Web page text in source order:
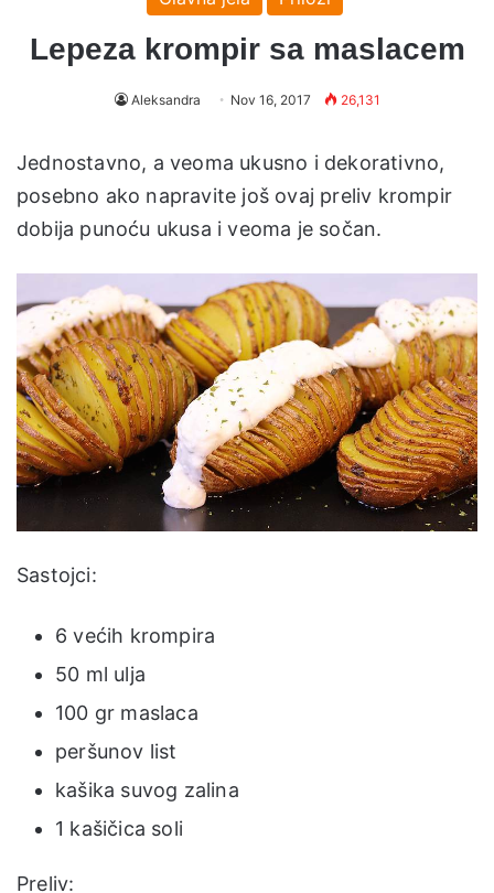
Lepeza krompir sa maslacem
Aleksandra Nov 16, 2017 26,131
Jednostavno, a veoma ukusno i dekorativno,
posebno ako napravite još ovaj preliv krompir
dobija punoću ukusa i veoma je sočan.
Sastojci:
6 većih krompira
50 ml ulja
100 gr maslaca
peršunov list
kašika suvog zalina
1 kašičica soli
Preliv: